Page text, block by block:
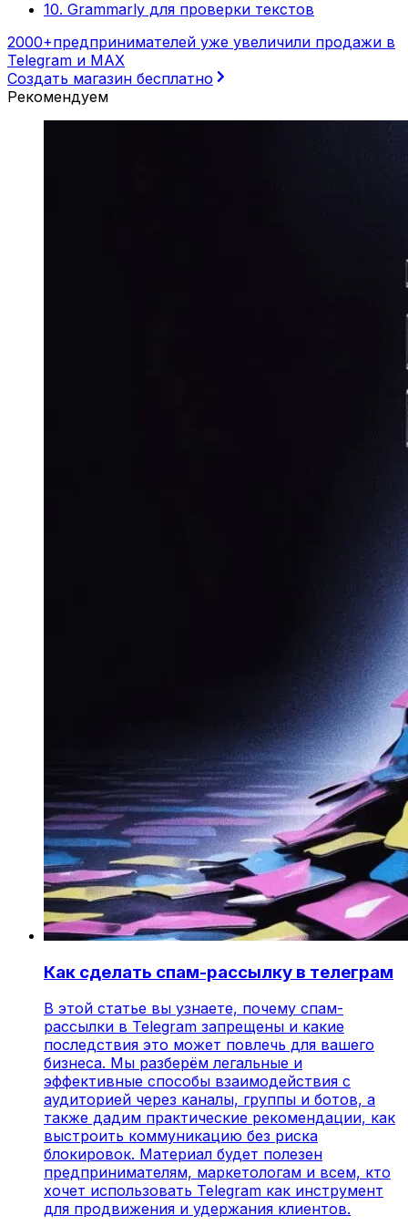
10. Grammarly для проверки текстов
2000+предпринимателей уже увеличили продажи в
Telegram и MAX
Создать магазин бесплатно
Рекомендуем
Как сделать спам-рассылку в телеграм
В этой статье вы узнаете, почему спам-
рассылки в Telegram запрещены и какие
последствия это может повлечь для вашего
бизнеса. Мы разберём легальные и
эффективные способы взаимодействия с
аудиторией через каналы, группы и ботов, а
также дадим практические рекомендации, как
выстроить коммуникацию без риска
блокировок. Материал будет полезен
предпринимателям, маркетологам и всем, кто
хочет использовать Telegram как инструмент
для продвижения и удержания клиентов.